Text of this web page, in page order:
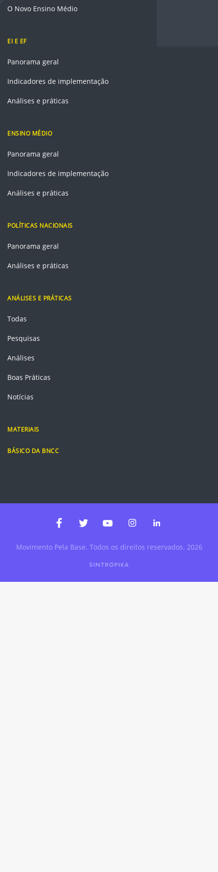
O Novo Ensino Médio
EI E EF
Panorama geral
Indicadores de implementação
Análises e práticas
ENSINO MÉDIO
Panorama geral
Indicadores de implementação
Análises e práticas
POLÍTICAS NACIONAIS
Panorama geral
Análises e práticas
ANÁLISES E PRÁTICAS
Todas
Pesquisas
Análises
Boas Práticas
Notícias
MATERIAIS
BÁSICO DA BNCC
Facebook Twitter Youtube
Instagram
Movimento Pela Base. Todos os direitos reservados. 2026
Ir para o site da desenvolvedora do site - Sintropika